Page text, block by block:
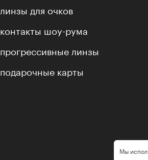
линзы для очков
контакты шоу-рума
прогрессивные линзы
подарочные карты
Мы